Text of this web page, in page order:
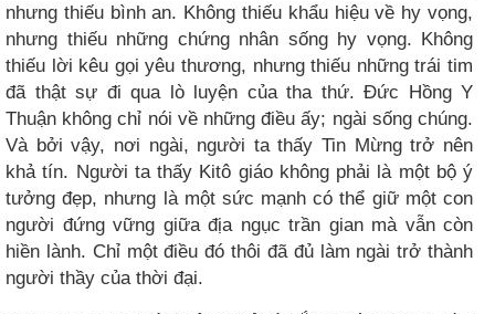
nhưng thiếu bình an. Không thiếu khẩu hiệu về hy vọng,
nhưng thiếu những chứng nhân sống hy vọng. Không
thiếu lời kêu gọi yêu thương, nhưng thiếu những trái tim
đã thật sự đi qua lò luyện của tha thứ. Đức Hồng Y
Thuận không chỉ nói về những điều ấy; ngài sống chúng.
Và bởi vậy, nơi ngài, người ta thấy Tin Mừng trở nên
khả tín. Người ta thấy Kitô giáo không phải là một bộ ý
tưởng đẹp, nhưng là một sức mạnh có thể giữ một con
người đứng vững giữa địa ngục trần gian mà vẫn còn
hiền lành. Chỉ một điều đó thôi đã đủ làm ngài trở thành
người thầy của thời đại.